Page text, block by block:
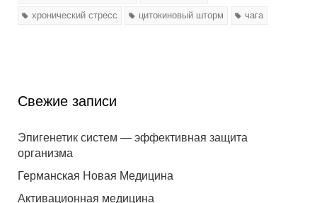
хронический стресс
цитокиновый шторм чага
Свежие записи
Эпигенетик систем — эффективная защита
организма
Германская Новая Медицина
Активационная медицина